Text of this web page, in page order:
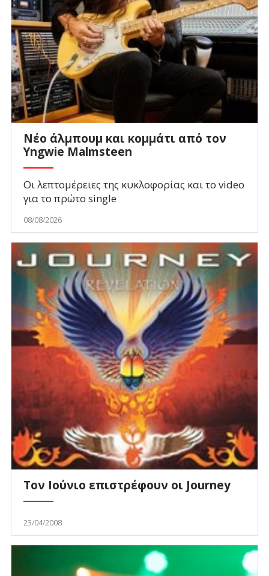
Νέο άλμπουμ και κομμάτι από τον
Yngwie Malmsteen
Οι λεπτομέρειες της κυκλοφορίας και το video
για το πρώτο single
08/08/2026
Τον Ιούνιο επιστρέφουν οι Journey
23/04/2008